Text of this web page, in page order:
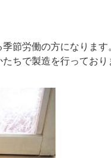
節労働の方になります
ちで製造を行っており